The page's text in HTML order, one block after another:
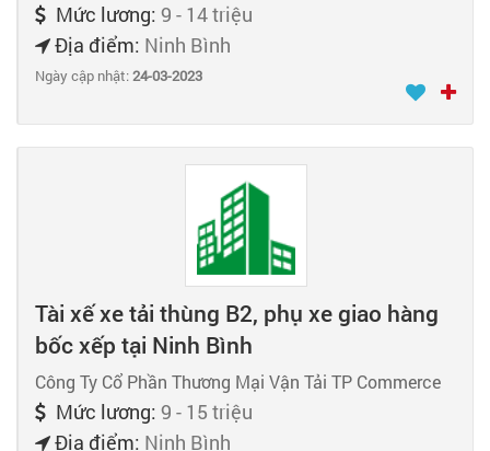
Mức lương: 9 - 14 triệu
Địa điểm: Ninh Bình
Ngày cập nhật:24-03-2023
Tài xế xe tải thùng B2, phụ xe giao hàng
bốc xếp tại Ninh Bình
Công Ty Cổ Phần Thương Mại Vận Tải TP Commerce
Mức lương: 9 - 15 triệu
Địa điểm: Ninh Bình